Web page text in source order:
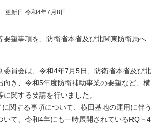
更新日 令和4年7月8日
要望事項を、防衛省本省及び北関東防衛局へ
員会は、令和4年7月5日、防衛省本省及び北
向き、令和5年度防衛補助事業の要望など、横
に関する要請を行いました。
関する事項について、横田基地の運用に伴う
いて、令和4年にも一時展開されているRQ－4